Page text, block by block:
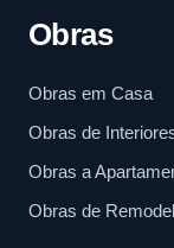
Obras
Obras em Casa
Obras de
Obras a
Obras de